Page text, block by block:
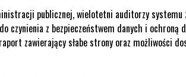
publicznej, wielotetni auditorzy systemu
z bezpieczeństwem danych i ochroną
zawierający słabe strony oraz możliwości